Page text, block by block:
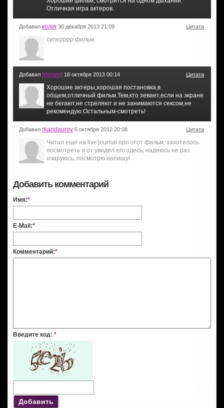
Отличная игра актеров.
Добавил колія 30 декабря 2013 21:09 Цитата
суперррр фильм
Добавил Kliment 18 октября 2013 00:14 Цитата
Хорошие актеры,хорошая постановка,в
общем,отличный фильм.Тем,кто зевает,если на экране
не бегают,не стреляют и не занимаются сексом,не
рекомендую.Остальным-смотреть!
Добавил rkandaurov 5 октября 2012 20:08 Цитата
Читал еще на live'journal про этот фильм, захотелось
посмотреть и от увидел его здесь, надеюсь не раз
очаруюсь, посмотрю напишу!
Добавить комментарий
Имя:*
E-Mail:*
Комментарий:*
Введите код: *
Добавить